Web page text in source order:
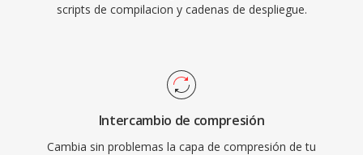
scripts de compilacion y cadenas de despliegue.
Intercambio de compresión
Cambia sin problemas la capa de compresión de tu